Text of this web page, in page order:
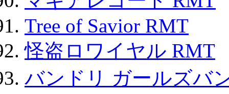
Tree of Savior RMT
怪盗ロワイヤル RMT
バンドリ ガールズバ